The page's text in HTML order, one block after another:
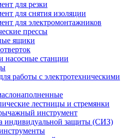
для резки
для снятия изоляции
для электромонтажников
прессы
ящики
насосные станции
работы с электротехническими
лестницы и стремянки
инструмент
индивидуальной защиты (СИЗ)